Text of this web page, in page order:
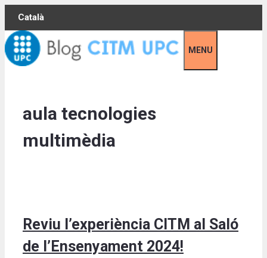
Skip
content
Català
MENU
aula tecnologies
multimèdia
Reviu l’experiència CITM al Saló
de l’Ensenyament 2024!